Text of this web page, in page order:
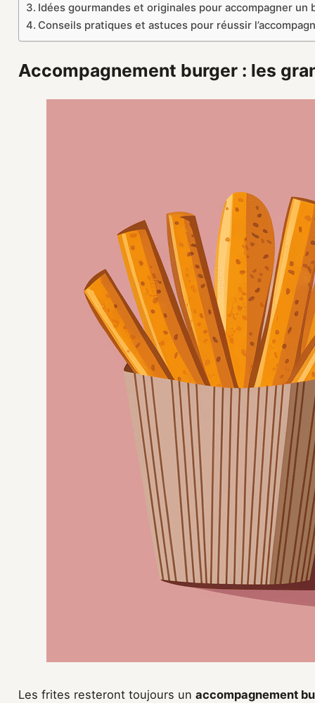
Idées gourmandes et originales pour accompagner un
Conseils pratiques et astuces pour réussir
Accompagnement burger : les
Les frites resteront toujours un accompagnement